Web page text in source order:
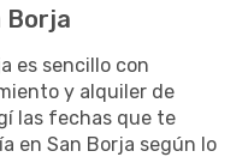
Borja
es sencillo con
y alquiler de
las fechas que te
en San Borja según lo